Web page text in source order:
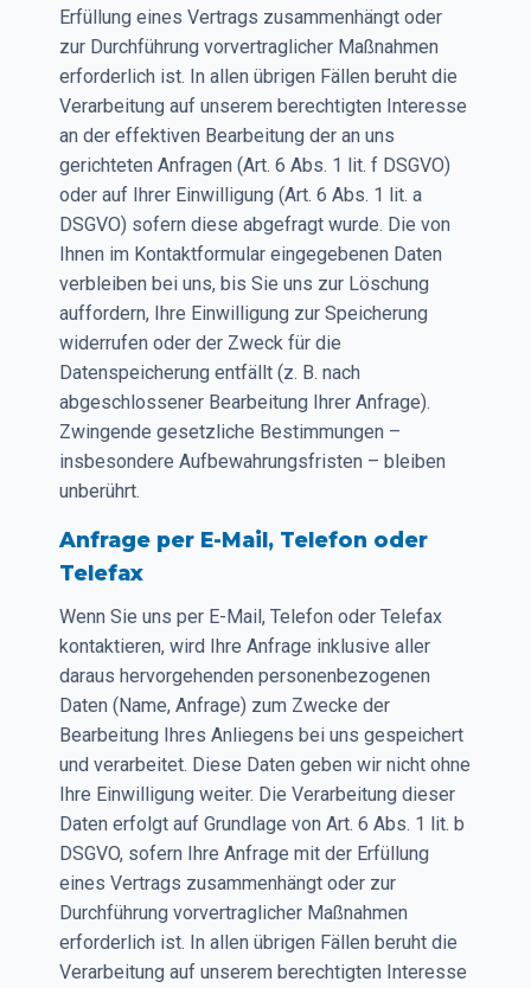
Erfüllung eines Vertrags zusammenhängt oder
zur Durchführung vorvertraglicher Maßnahmen
erforderlich ist. In allen übrigen Fällen beruht die
Verarbeitung auf unserem berechtigten Interesse
an der effektiven Bearbeitung der an uns
gerichteten Anfragen (Art. 6 Abs. 1 lit. f DSGVO)
oder auf Ihrer Einwilligung (Art. 6 Abs. 1 lit. a
DSGVO) sofern diese abgefragt wurde. Die von
Ihnen im Kontaktformular eingegebenen Daten
verbleiben bei uns, bis Sie uns zur Löschung
auffordern, Ihre Einwilligung zur Speicherung
widerrufen oder der Zweck für die
Datenspeicherung entfällt (z. B. nach
abgeschlossener Bearbeitung Ihrer Anfrage).
Zwingende gesetzliche Bestimmungen –
insbesondere Aufbewahrungsfristen – bleiben
unberührt.
Anfrage per E-Mail, Telefon oder
Telefax
Wenn Sie uns per E-Mail, Telefon oder Telefax
kontaktieren, wird Ihre Anfrage inklusive aller
daraus hervorgehenden personenbezogenen
Daten (Name, Anfrage) zum Zwecke der
Bearbeitung Ihres Anliegens bei uns gespeichert
und verarbeitet. Diese Daten geben wir nicht ohne
Ihre Einwilligung weiter. Die Verarbeitung dieser
Daten erfolgt auf Grundlage von Art. 6 Abs. 1 lit. b
DSGVO, sofern Ihre Anfrage mit der Erfüllung
eines Vertrags zusammenhängt oder zur
Durchführung vorvertraglicher Maßnahmen
erforderlich ist. In allen übrigen Fällen beruht die
Verarbeitung auf unserem berechtigten Interesse